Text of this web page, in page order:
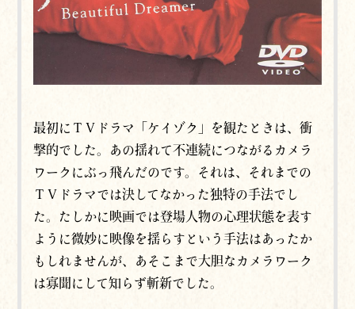
最初にＴＶドラマ「ケイゾク」を観たときは、衝
撃的でした。あの揺れて不連続につながるカメラ
ワークにぶっ飛んだのです。それは、それまでの
ＴＶドラマでは決してなかった独特の手法でし
た。たしかに映画では登場人物の心理状態を表す
ように微妙に映像を揺らすという手法はあったか
もしれませんが、あそこまで大胆なカメラワーク
は寡聞にして知らず斬新でした。